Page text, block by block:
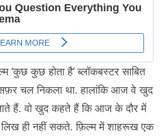
‘कुछ कुछ होता है’ ब्लॉकबस्टर साबित
चल निकला था. हालांकि आज वे खुद
हैं. वो खुद कहते हैं कि आज के दौर में
ही नहीं सकते. फ़िल्म में शाहरूख एक